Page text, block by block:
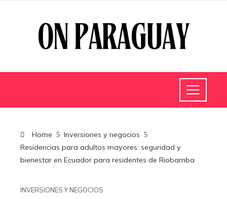
Home
Inversiones y negocios
Residencias para adultos mayores: seguridad y
bienestar en Ecuador para residentes de Riobamba
INVERSIONES Y NEGOCIOS